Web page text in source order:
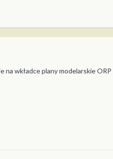
na wkładce plany modelarskie